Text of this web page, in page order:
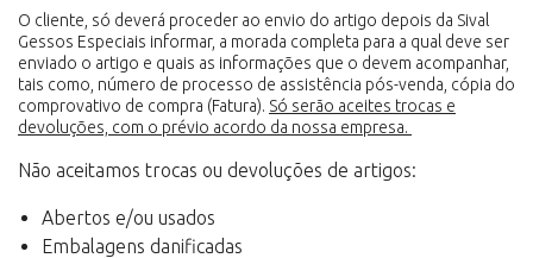
O cliente, só deverá proceder ao envio do artigo depois da Sival
Gessos Especiais informar, a morada completa para a qual deve ser
enviado o artigo e quais as informações que o devem acompanhar,
tais como, número de processo de assistência pós-venda, cópia do
comprovativo de compra (Fatura). Só serão aceites trocas e
devoluções, com o prévio acordo da nossa empresa.
Não aceitamos trocas ou devoluções de artigos:
Abertos e/ou usados
Embalagens danificadas